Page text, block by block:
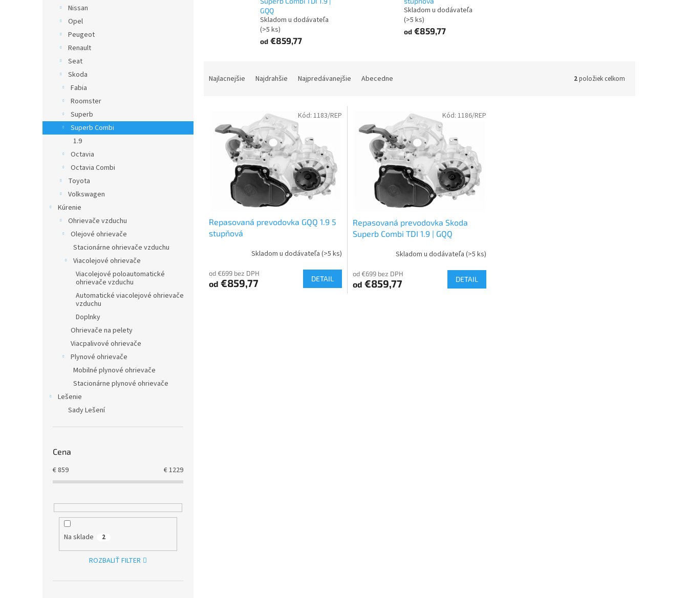
Nissan
Opel
Peugeot
Renault
Seat
Skoda
Fabia
Roomster
Superb
Superb Combi
1.9
Octavia
Octavia Combi
Toyota
Volkswagen
Kúrenie
Ohrievače vzduchu
Olejové ohrievače
Stacionárne ohrievače vzduchu
Viacolejové ohrievače
Viacolejové poloautomatické
ohrievače vzduchu
Automatické viacolejové ohrievače
vzduchu
Doplnky
Ohrievače na pelety
Viacpalivové ohrievače
Plynové ohrievače
Mobilné plynové ohrievače
Stacionárne plynové ohrievače
Lešenie
Sady Lešení
Cena
€859 €1229
Na sklade 2
ROZBALIŤ FILTER
GQQ
Skladom u dodávateľa
(>5 ks)
od €859,77
Skladom u dodávateľa
(>5 ks)
od€859,77
Najlacnejšie Najdrahšie Najpredávanejšie Abecedne 2položiek celkom
Repasovaná prevodovka GQQ 1.9 5
stupňová
Skladom u dodávateľa (>5 ks)
od €699 bez DPH
od €859,77 DETAIL
Kód: 1183/REP
Repasovaná prevodovka Skoda
Superb Combi TDI 1.9 | GQQ
Skladom u dodávateľa (>5 ks)
od €699 bez DPH
od €859,77 DETAIL
Kód: 1186/REP